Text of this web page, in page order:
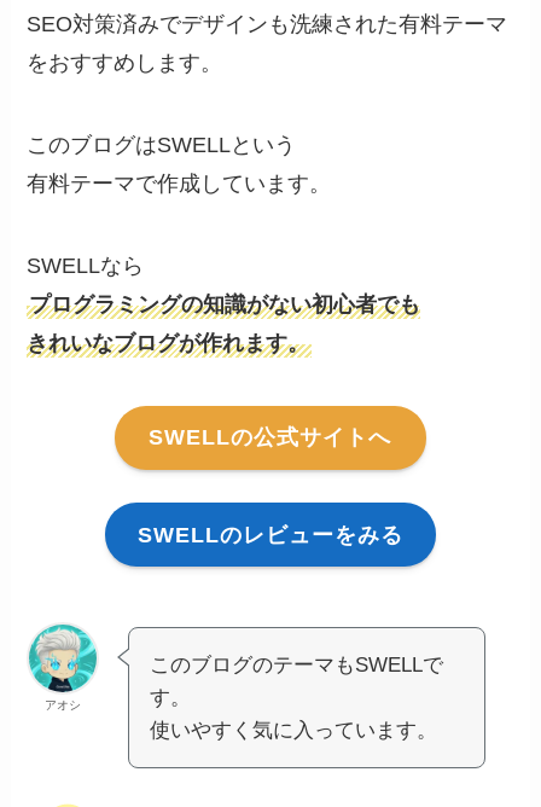
SEO対策済みでデザインも洗練された有料テーマ
をおすすめします。
このブログはSWELLという
有料テーマで作成しています。
SWELLなら
プログラミングの知識がない初心者でも
きれいなブログが作れます。
SWELLの公式サイトへ
SWELLのレビューをみる
アオシ
このブログのテーマもSWELLで
す。
使いやすく気に入っています。